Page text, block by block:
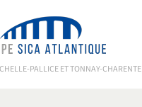
PALLICE ET TONNAY-CHARENTE